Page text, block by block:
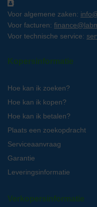
Voor algemene zaken:
Voor facturen:
Voor technische service:
Kopersinformatie
Hoe kan ik zoeken?
Hoe kan ik kopen?
Hoe kan ik betalen?
Plaats een zoekopdracht
Serviceaanvraag
Garantie
Leveringsinformatie
Verkopersinformatie